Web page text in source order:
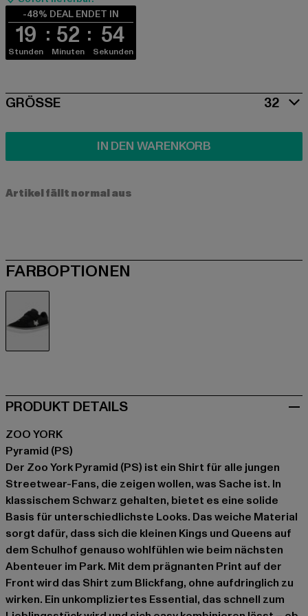
-48% DEAL ENDET IN
19
Stunden
52
Minuten
54
Sekunden
SIZE
GRÖSSE 32
IN DEN WARENKORB
Artikel fällt normal aus
FARBOPTIONEN
PRODUKT DETAILS
ZOO YORK
Pyramid (PS)
Der Zoo York Pyramid (PS) ist ein Shirt für alle jungen
Streetwear-Fans, die zeigen wollen, was Sache ist. In
klassischem Schwarz gehalten, bietet es eine solide
Basis für unterschiedlichste Looks. Das weiche Material
sorgt dafür, dass sich die kleinen Kings und Queens auf
dem Schulhof genauso wohlfühlen wie beim nächsten
Abenteuer im Park. Mit dem prägnanten Print auf der
Front wird das Shirt zum Blickfang, ohne aufdringlich zu
wirken. Ein unkompliziertes Essential, das schnell zum